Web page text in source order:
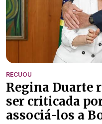
RECUOU
Regina Duarte
ser criticada
associá-los a